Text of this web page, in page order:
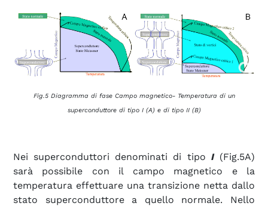
Fig.5 Diagramma di fase Campo magnetico- Temperatura di un
superconduttore di tipo I (A) e di tipo II (B)
Nei superconduttori denominati di tipo I(Fig.5A)
sarà possibile con il campo magnetico e la
temperatura effettuare una transizione netta dallo
stato superconduttore a quello normale. Nello